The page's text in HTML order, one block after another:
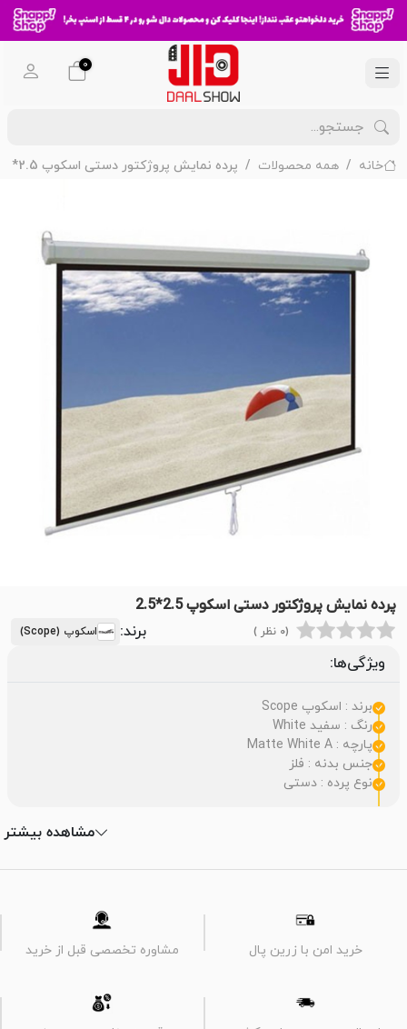
0
خانه همه محصولات پرده نمایش پروژکتور دستی اسکوپ 2.5*2.5
پرده نمایش پروژکتور دستی اسکوپ 2.5*2.5
(0 نظر ) برند: اسکوپ (Scope)
ویژگی‌ها:
برند : اسکوپ Scope
رنگ : سفید White
پارچه : Matte White A
جنس بدنه : فلز
نوع پرده : دستی
مشاهده بیشتر
خرید امن با زرین پال مشاوره تخصصی قبل از خرید